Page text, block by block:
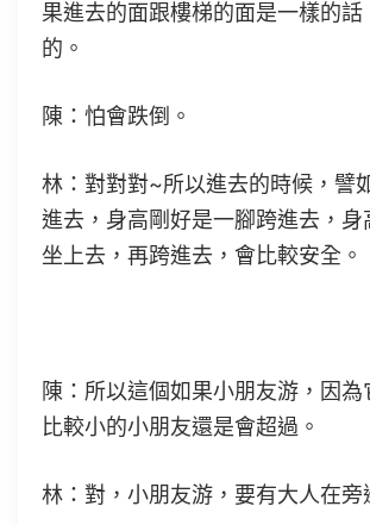
果進去的面跟樓梯的面是一樣的話
的。
陳：怕會跌倒。
林：對對對~所以進去的時候，譬
進去，身高剛好是一腳跨進去，身
坐上去，再跨進去，會比較安全。
陳：所以這個如果小朋友游，因
比較小的小朋友還是會超過。
林：對，小朋友游，要有大人在旁